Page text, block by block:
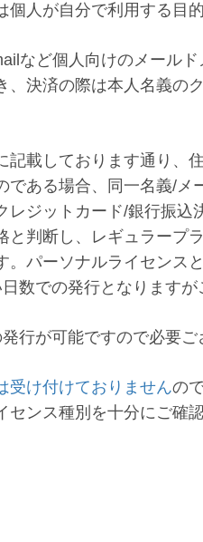
個人が自分で利用する目
など個人向けのメール
、決済の際は本人名義の
記載しております通り、
である場合、同一名義/
レジットカード/銀行振込
と判断し、レギュラープ
。パーソナルライセンス
数での発行となりますが
行が可能ですので必要ご
受け付けておりませんの
ンス種別を十分にご確認